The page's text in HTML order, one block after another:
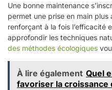
Une bonne maintenance
permet une prise en main
renforçant à la fois l’efficacité
approfondir les techniques
des méthodes écologiques
À lire également Quel
favoriser la croissance